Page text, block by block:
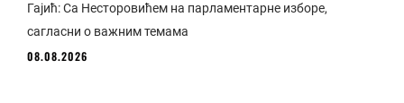
Гајић: Са Несторовићем на парламентарне изборе,
сагласни о важним темама
08.08.2026